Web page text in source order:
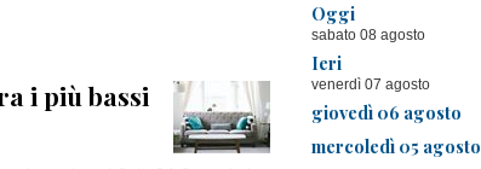
Oggi
sabato 08 agosto
Ieri
venerdì 07 agosto
giovedì 06 agosto
mercoledì 05 agosto
i più bassi